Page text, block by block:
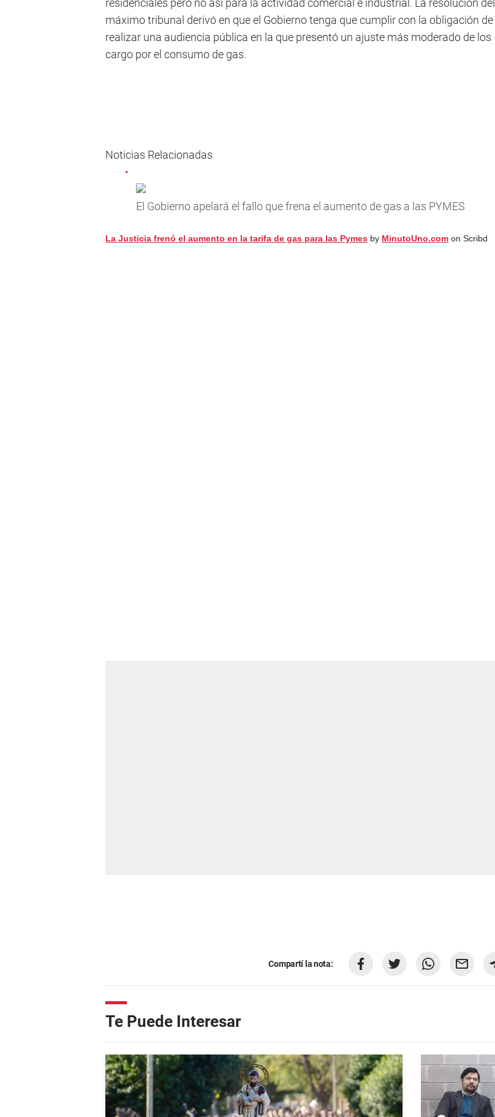
residenciales pero no así para la actividad comercial e industrial. La resolución del
máximo tribunal derivó en que el Gobierno tenga que cumplir con la obligación de
realizar una audiencia pública en la que presentó un ajuste más moderado de los
cargo por el consumo de gas.
Noticias Relacionadas
El Gobierno apelará el fallo que frena el aumento de gas a las PYMES
La Justicia frenó el aumento en la tarifa de gas para las Pymes by MinutoUno.com on Scribd
Compartí la nota:
Te Puede Interesar